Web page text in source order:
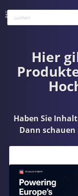
Hier
Haben Sie
Dann schauen